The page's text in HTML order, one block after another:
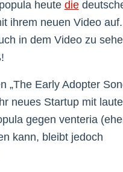
heute die
ihrem neuen Video
in dem Video zu
„The Early Adopter
neues Startup mit
gegen venteria
kann, bleibt jedoch